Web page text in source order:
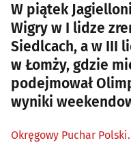
W piątek
Wigry w I lidze
Siedlcach, a w III
w Łomży, gdzie
podejmował
wyniki
Okręgowy Puchar